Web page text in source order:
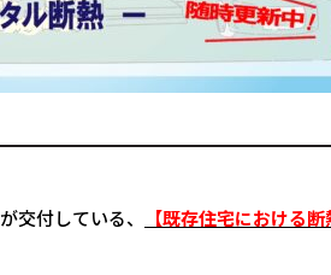
が交付している、 【既存住宅における